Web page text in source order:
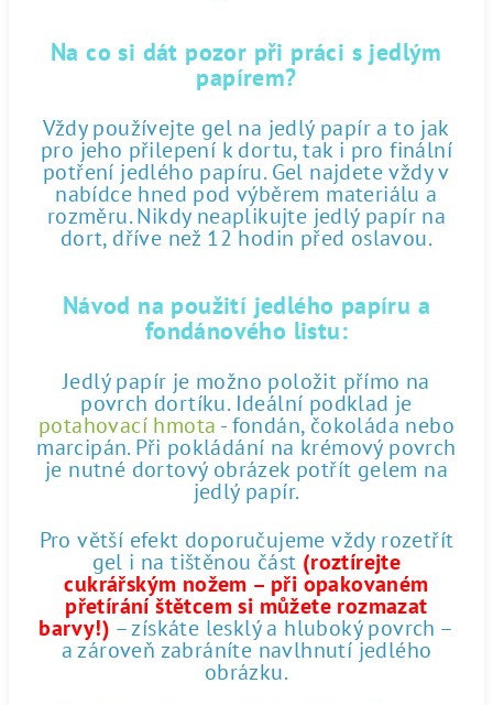
Na co si dát pozor při práci s jedlým
papírem?
Vždy používejte gel na jedlý papír a to jak
pro jeho přilepení k dortu, tak i pro finální
potření jedlého papíru. Gel najdete vždy v
nabídce hned pod výběrem materiálu a
rozměru. Nikdy neaplikujte jedlý papír na
dort, dříve než 12 hodin před oslavou.
Návod na použití jedlého papíru a
fondánového listu:
Jedlý papír je možno položit přímo na
povrch dortíku. Ideální podklad je
potahovací hmota - fondán, čokoláda nebo
marcipán. Při pokládání na krémový povrch
je nutné dortový obrázek potřít gelem na
jedlý papír.
Pro větší efekt doporučujeme vždy rozetřít
gel i na tištěnou část (roztírejte
cukrářským nožem – při opakovaném
přetírání štětcem si můžete rozmazat
barvy!) – získáte lesklý a hluboký povrch –
a zároveň zabráníte navlhnutí jedlého
obrázku.